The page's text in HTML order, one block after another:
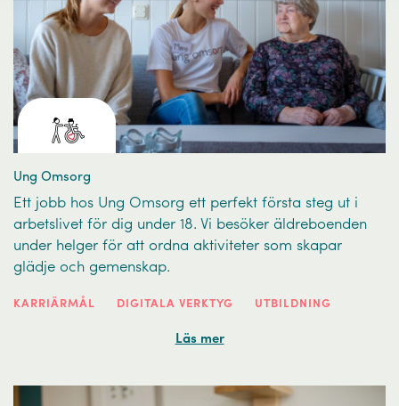
Ung Omsorg
Ett jobb hos Ung Omsorg ett perfekt första steg ut i
arbetslivet för dig under 18. Vi besöker äldreboenden
under helger för att ordna aktiviteter som skapar
glädje och gemenskap.
KARRIÄRMÅL DIGITALA VERKTYG UTBILDNING
Läs mer